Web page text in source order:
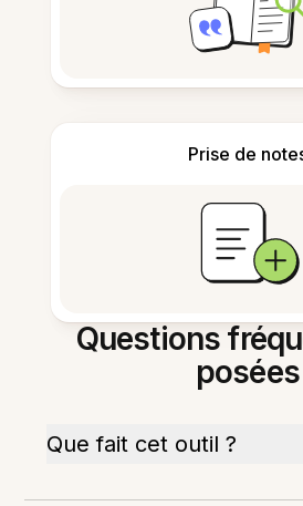
Prise de
Questions
posées
Que fait cet outil ?